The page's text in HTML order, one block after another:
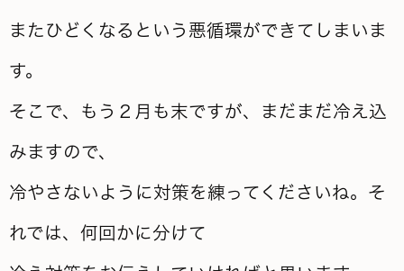
またひどくなるという悪循環ができてしまいま
す。
そこで、もう２月も末ですが、まだまだ冷え込
みますので、
冷やさないように対策を練ってくださいね。そ
れでは、何回かに分けて